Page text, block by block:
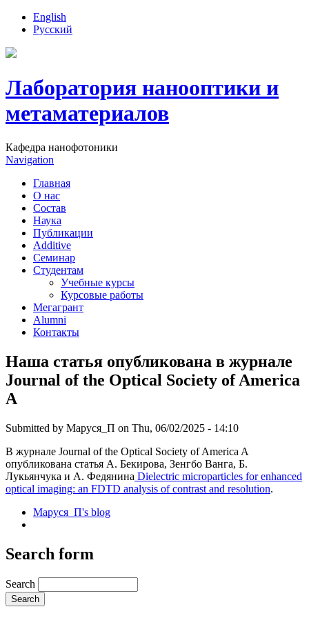
English
Русский
Лаборатория нанооптики и
метаматериалов
Кафедра нанофотоники
Navigation
Главная
О нас
Состав
Наука
Публикации
Additive
Семинар
Студентам
Учебные курсы
Курсовые работы
Мегагрант
Alumni
Контакты
Наша статья опубликована в журнале
Journal of the Optical Society of America
A
Submitted by Маруся_П on Thu, 06/02/2025 - 14:10
В журнале Journal of the Optical Society of America A
опубликована статья А. Бекирова, Зенгбо Ванга, Б.
Лукьянчука и А. Федянина Dielectric microparticles for enhanced
optical imaging: an FDTD analysis of contrast and resolution.
Маруся_П's blog
Search form
Search